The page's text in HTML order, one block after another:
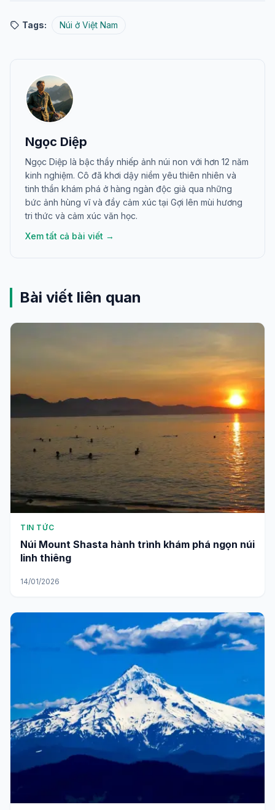
Tags: Núi ở Việt Nam
Ngọc Diệp
Ngọc Diệp là bậc thầy nhiếp ảnh núi non với hơn 12 năm
kinh nghiệm. Cô đã khơi dậy niềm yêu thiên nhiên và
tinh thần khám phá ở hàng ngàn độc giả qua những
bức ảnh hùng vĩ và đầy cảm xúc tại Gợi lên mùi hương
tri thức và cảm xúc văn học.
Xem tất cả bài viết →
Bài viết liên quan
TIN TỨC
Núi Mount Shasta hành trình khám phá ngọn núi
linh thiêng
14/01/2026